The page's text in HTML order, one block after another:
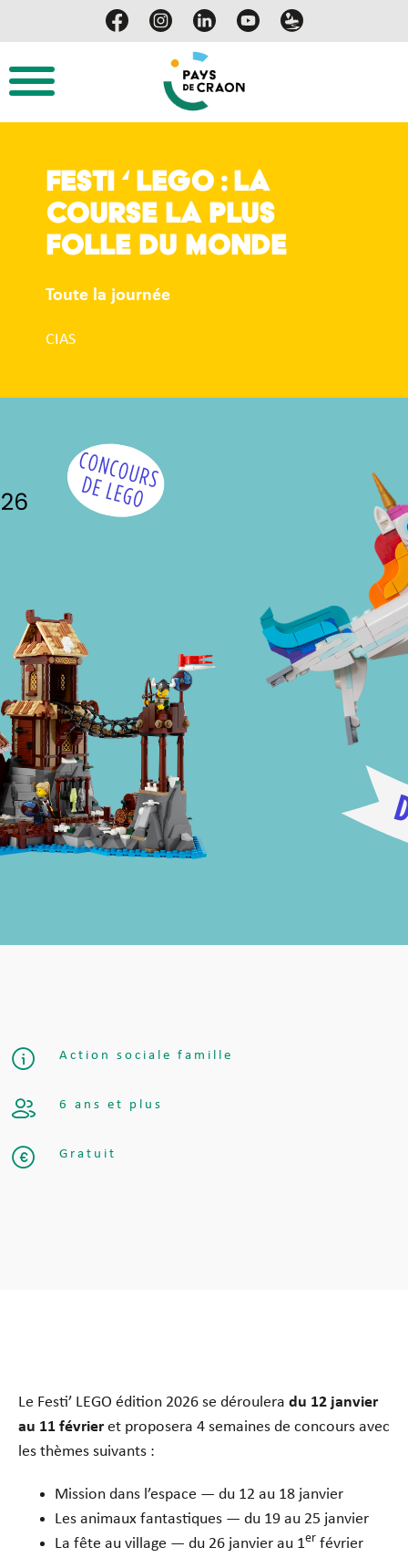
Festi ‘ LEGO : La
course la plus
folle du monde
Toute la journée
CIAS
Le Festi’ LEGO édition 2026 se déroulera du 12 janvier
au 11 févrieret proposera 4 semaines de concours avec
les thèmes suivants :
Mission dans l’espace — du 12 au 18 janvier
Les animaux fantastiques — du 19 au 25 janvier
La fête au village — du 26 janvier au 1er février
Action sociale famille
6 ans et plus
Gratuit